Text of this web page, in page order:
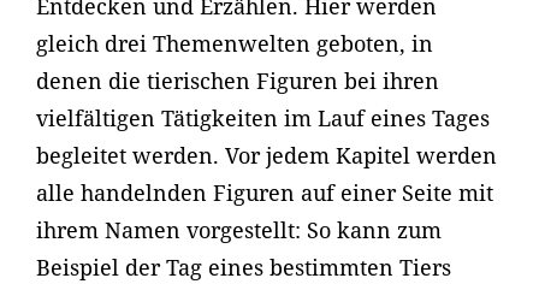
Entdecken und Erzählen. Hier werden
gleich drei Themenwelten geboten, in
denen die tierischen Figuren bei ihren
vielfältigen Tätigkeiten im Lauf eines Tages
begleitet werden. Vor jedem Kapitel werden
alle handelnden Figuren auf einer Seite mit
ihrem Namen vorgestellt: So kann zum
Beispiel der Tag eines bestimmten Tiers